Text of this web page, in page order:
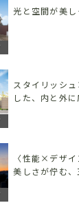
光と空間が美
スタイリッシ
した、内と外
〈性能×デザ
美しさが佇む